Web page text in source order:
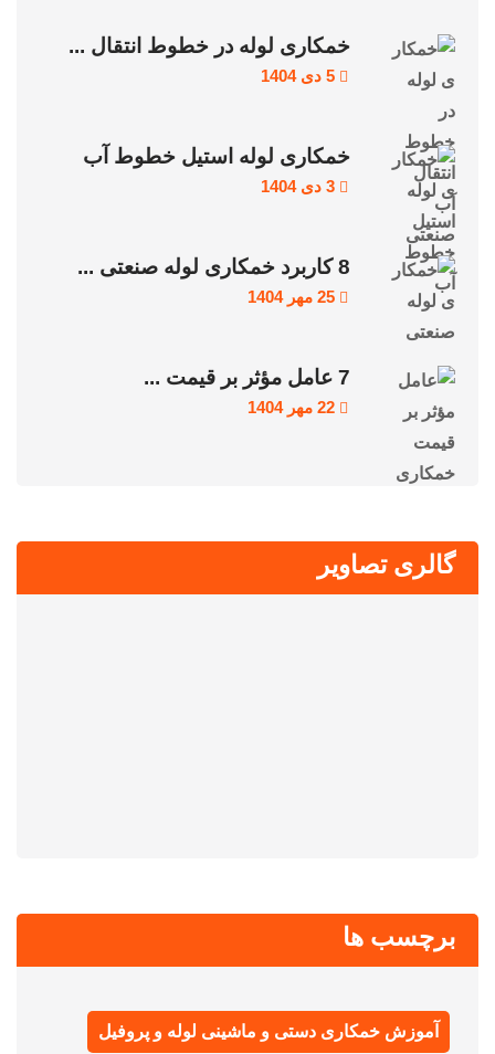
خمکاری لوله در خطوط انتقال ...
5 دی 1404
خمکاری لوله استیل خطوط آب
3 دی 1404
8 کاربرد خمکاری لوله صنعتی ...
25 مهر 1404
7 عامل مؤثر بر قیمت ...
22 مهر 1404
گالری تصاویر
برچسب ها
آموزش خمکاری دستی و ماشینی لوله و پروفیل